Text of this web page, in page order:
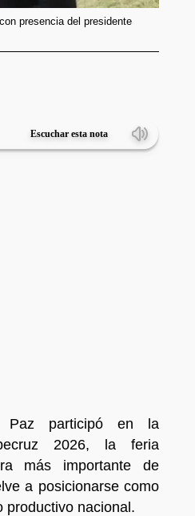
presencia del presidente
Escuchar esta nota
Paz participó en la
2026, la feria
más importante de
a posicionarse como
productivo nacional.